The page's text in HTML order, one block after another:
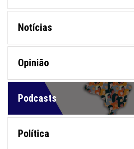
Notícias
Opinião
Podcasts
Política